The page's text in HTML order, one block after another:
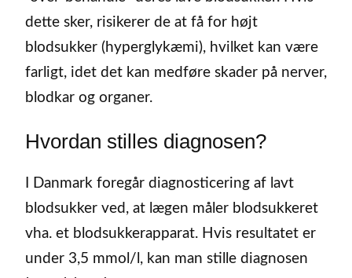
dette sker, risikerer de at få for højt
blodsukker (hyperglykæmi), hvilket kan være
farligt, idet det kan medføre skader på nerver,
blodkar og organer.
Hvordan stilles diagnosen?
I Danmark foregår diagnosticering af lavt
blodsukker ved, at lægen måler blodsukkeret
vha. et blodsukkerapparat. Hvis resultatet er
under 3,5 mmol/l, kan man stille diagnosen